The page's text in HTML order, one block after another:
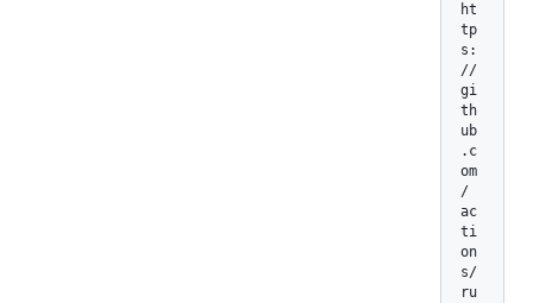
ht
tp
s:
//
gi
th
ub
.c
om
/
ac
ti
on
s/
ru